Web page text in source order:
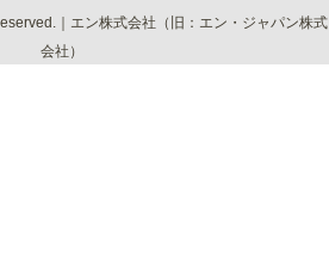
｜エン株式会社（旧：エン・ジャパン株式
会社）